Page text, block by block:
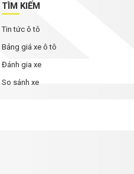
TÌM KIẾM
Tin tức ô tô
Bảng giá xe ô tô
Đánh gia xe
So sánh xe